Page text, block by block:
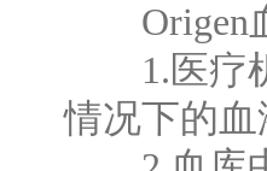
Origen血
1.医疗机
情况下的